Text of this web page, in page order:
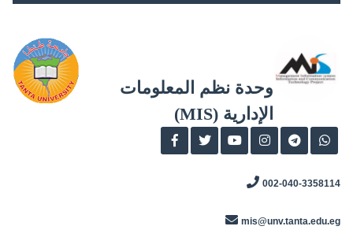
وحدة نظم المعلومات
الإدارية (MIS)
002-040-3358114
mis@unv.tanta.edu.eg